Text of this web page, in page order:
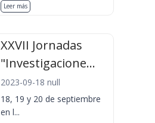
Leer más
XXVII Jornadas
"Investigacione...
2023-09-18 null
18, 19 y 20 de septiembre
en l...